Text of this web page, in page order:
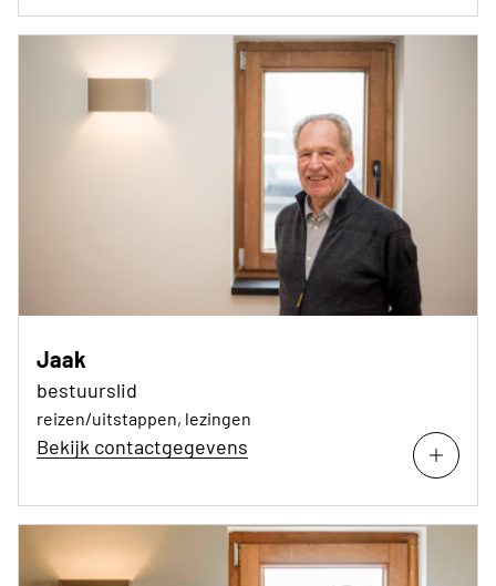
Jaak
bestuurslid
reizen/uitstappen, lezingen
Bekijk contactgegevens